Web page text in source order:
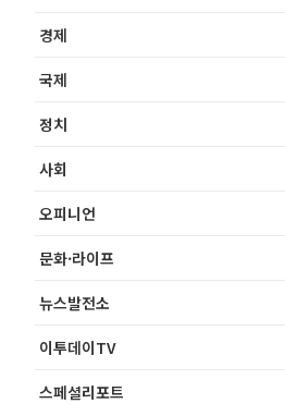
경제
국제
정치
사회
오피니언
문화·라이프
뉴스발전소
이투데이TV
스페셜리포트